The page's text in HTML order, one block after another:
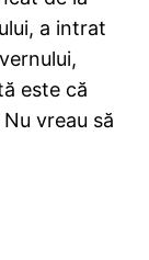
a intrat
este că
vreau să